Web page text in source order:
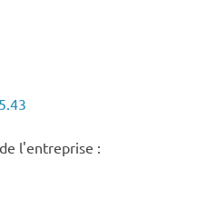
l'entreprise :